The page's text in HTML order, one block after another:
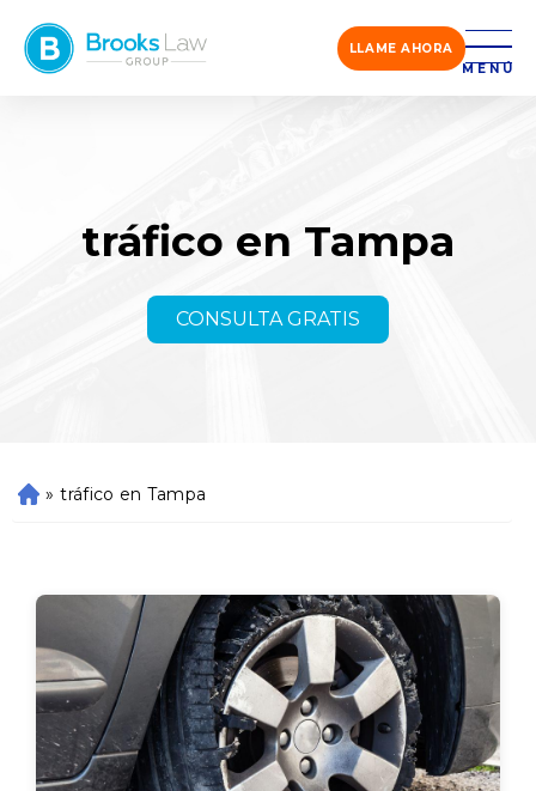
LLAME AHORA
MENÚ
tráfico en Tampa
CONSULTA GRATIS
Ini » tráfico en Tampa